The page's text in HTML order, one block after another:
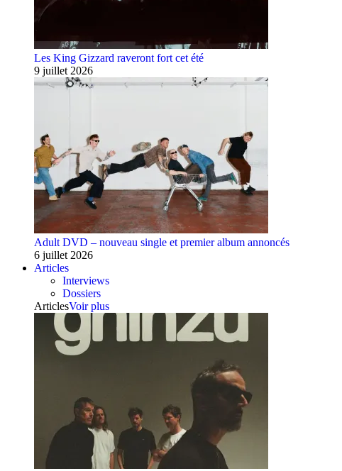
Les King Gizzard raveront fort cet été
9 juillet 2026
Adult DVD – nouveau single et premier album annoncés
6 juillet 2026
Articles
Interviews
Dossiers
ArticlesVoir plus